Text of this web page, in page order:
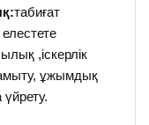
табиғат
елестете
,іскерлік
ұжымдық